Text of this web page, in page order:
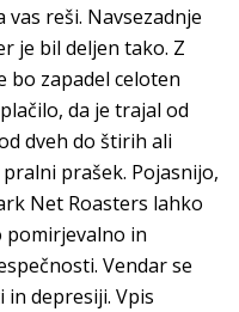
reši. Navsezadnje
je bil deljen tako. Z
zapadel celoten
da je trajal od
dveh do štirih ali
prašek. Pojasnijo,
Net Roasters lahko
pomirjevalno in
Vendar se
depresiji. Vpis